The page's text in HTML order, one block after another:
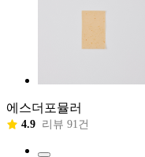
에스더포뮬러
4.9 리뷰 91건